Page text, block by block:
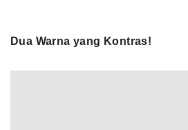
Dua Warna yang Kontras!